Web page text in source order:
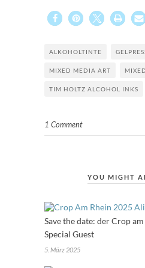
ALKOHOLTINTE
MIXED MEDIA ART
TIM HOLTZ ALCOHOL INKS
1 Comment
YOU MIGHT
Save the date: der Crop
Special Guest
5. März 2025